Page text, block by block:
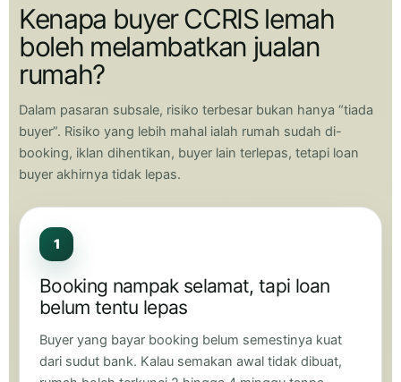
Kenapa buyer CCRIS lemah
boleh melambatkan jualan
rumah?
Dalam pasaran subsale, risiko terbesar bukan hanya “tiada
buyer”. Risiko yang lebih mahal ialah rumah sudah di-
booking, iklan dihentikan, buyer lain terlepas, tetapi loan
buyer akhirnya tidak lepas.
1
Booking nampak selamat, tapi loan
belum tentu lepas
Buyer yang bayar booking belum semestinya kuat
dari sudut bank. Kalau semakan awal tidak dibuat,